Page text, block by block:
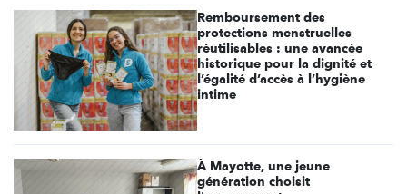
Remboursement des
protections menstruelles
réutilisables : une avancée
historique pour la dignité et
l’égalité d’accès à l’hygiène
intime
À Mayotte, une jeune
génération choisit